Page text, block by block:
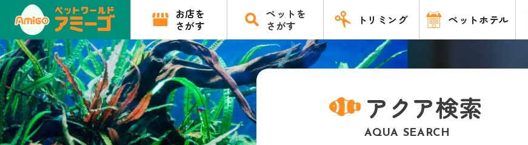
お店を
さがす
ペットを
さがす
トリミング ペットホテル
アクア検索
AQUA SEARCH